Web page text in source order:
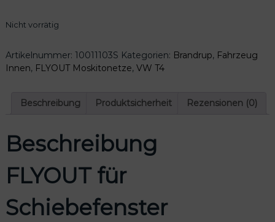
Nicht vorrätig
Artikelnummer: 10011103S Kategorien: Brandrup, Fahrzeug
Innen, FLYOUT Moskitonetze, VW T4
Beschreibung Produktsicherheit Rezensionen (0)
Beschreibung
FLYOUT für
Schiebefenster